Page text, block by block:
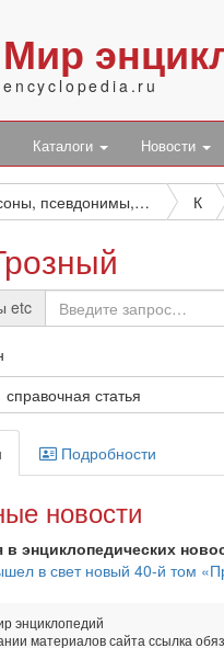
Мир
encyclopedia.ru
Каталоги Новости
Персоны, псевдонимы, персонажи и боты К
etc
справочная статья
Подробности
новости
в энциклопедических
в свет новый 40-й том
энциклопедий
материалов сайта ссылка